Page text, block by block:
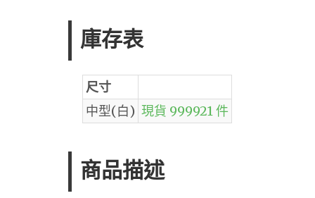
庫存表
尺寸
中型(白) 現貨 999921 件
商品描述